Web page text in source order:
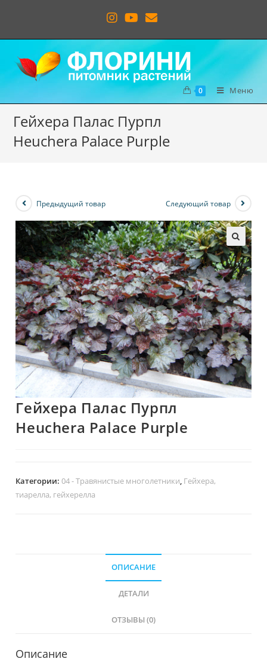
0 Меню
Гейхера Палас Пурпл
Heuchera Palace Purple
Предыдущий товар Следующий товар
🔍
Гейхера Палас Пурпл
Heuchera Palace Purple
Категории:04 - Травянистые многолетники, Гейхера,
тиарелла, гейхерелла
ОПИСАНИЕ
ДЕТАЛИ
ОТЗЫВЫ (0)
Описание